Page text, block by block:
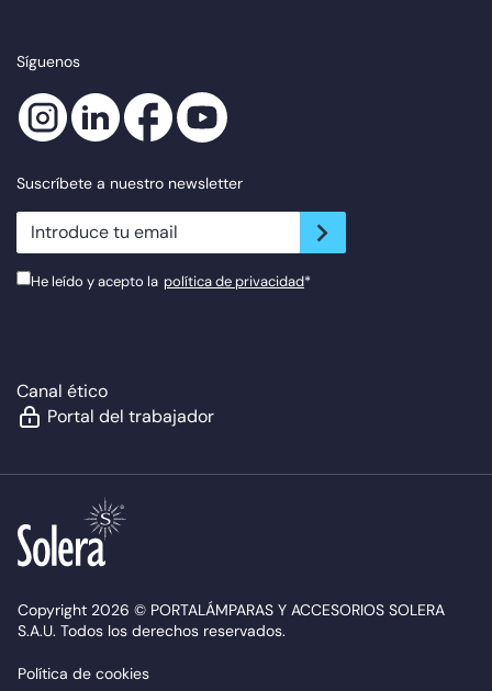
Síguenos
Suscríbete a nuestro newsletter
newsletter.suscribe
He leído y acepto la política de privacidad*
Canal ético
Portal del trabajador
Copyright 2026 © PORTALÁMPARAS Y ACCESORIOS SOLERA
S.A.U. Todos los derechos reservados.
Política de cookies